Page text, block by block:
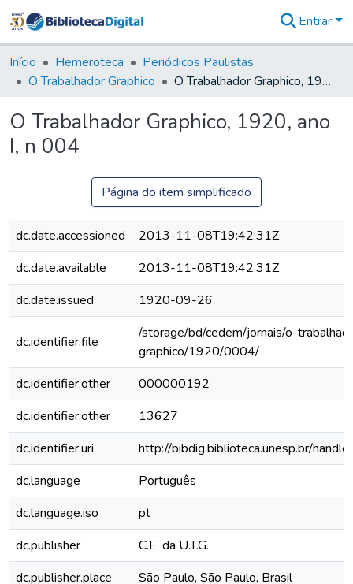
&
Coleções
Tudo na
Digital
Entrar
Início Hemeroteca
Periódicos Paulistas
O Trabalhador Graphico
O Trabalhador Graphico, 1920, ano I, n 004
O Trabalhador Graphico, 1920, ano
I, n 004
Página do item simplificado
dc.date.accessioned
2013-11-08T19:42:31Z
dc.date.available
2013-11-08T19:42:31Z
dc.date.issued
1920-09-26
dc.identifier.file
/storage/bd/cedem/jornais/o-
graphico/1920/0004/
dc.identifier.other
000000192
dc.identifier.other
13627
dc.identifier.uri
http://bibdig.biblioteca.unesp.br/
dc.language
Português
dc.language.iso
pt
dc.publisher
C.E. da U.T.G.
dc.publisher.place
São Paulo, São Paulo, Brasil